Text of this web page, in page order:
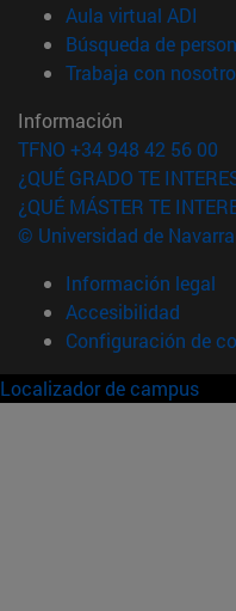
Aula virtual ADI
Búsqueda de
Trabaja con
Información
TFNO +34 948 42 56 00
¿QUÉ GRADO TE
¿QUÉ MÁSTER TE
© Universidad de Navarra
Información legal
Accesibilidad
Configuración de
Localizador de campus